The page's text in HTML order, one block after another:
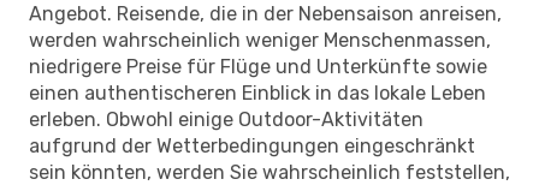
Angebot. Reisende, die in der Nebensaison anreisen,
werden wahrscheinlich weniger Menschenmassen,
niedrigere Preise für Flüge und Unterkünfte sowie
einen authentischeren Einblick in das lokale Leben
erleben. Obwohl einige Outdoor-Aktivitäten
aufgrund der Wetterbedingungen eingeschränkt
sein könnten, werden Sie wahrscheinlich feststellen,